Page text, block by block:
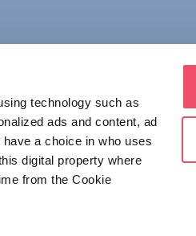
technology such as
ads and content, ad
a choice in who uses
digital property where
from the Cookie